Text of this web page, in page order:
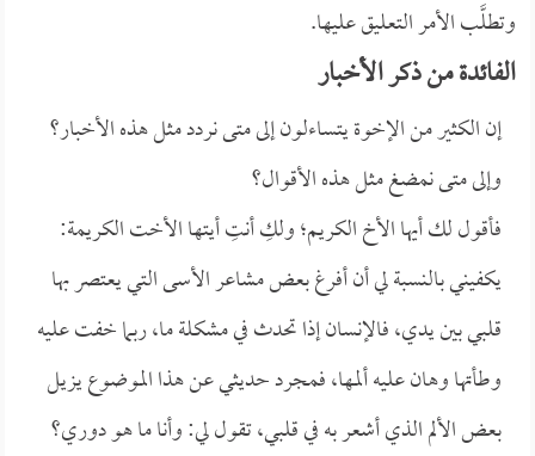
وتطلَّب الأمر التعليق عليها.
الفائدة من ذكر الأخبار
إن الكثير من الإخوة يتساءلون إلى متى نردد مثل هذه الأخبار؟
وإلى متى نمضغ مثل هذه الأقوال؟
فأقول لك أيها الأخ الكريم؛ ولكِ أنتِ أيتها الأخت الكريمة:
يكفيني بالنسبة لي أن أفرغ بعض مشاعر الأسى التي يعتصر بها
قلبي بين يدي، فالإنسان إذا تحدث في مشكلة ما، ربما خفت عليه
وطأتها وهان عليه ألمها، فمجرد حديثي عن هذا الموضوع يزيل
بعض الألم الذي أشعر به في قلبي، تقول لي: وأنا ما هو دوري؟